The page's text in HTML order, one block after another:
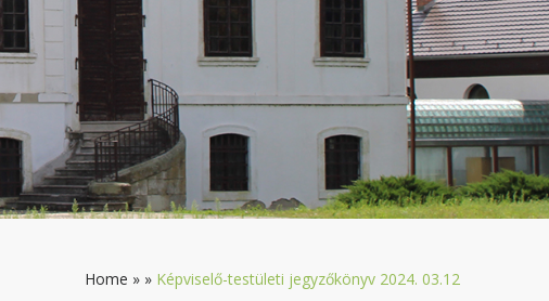
Home » » Képviselő-testületi jegyzőkönyv 2024. 03.12